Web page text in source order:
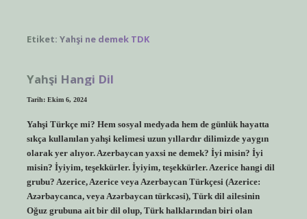
Etiket: Yahşi ne demek TDK
Yahşi Hangi Dil
Tarih: Ekim 6, 2024
Yahşi Türkçe mi? Hem sosyal medyada hem de günlük hayatta
sıkça kullanılan yahşi kelimesi uzun yıllardır dilimizde yaygın
olarak yer alıyor. Azerbaycan yaxsi ne demek? İyi misin? İyi
misin? İyiyim, teşekkürler. İyiyim, teşekkürler. Azerice hangi dil
grubu? Azerice, Azerice veya Azerbaycan Türkçesi (Azerice:
Azərbaycanca, veya Azərbaycan türkcəsi), Türk dil ailesinin
Oğuz grubuna ait bir dil olup, Türk halklarından biri olan